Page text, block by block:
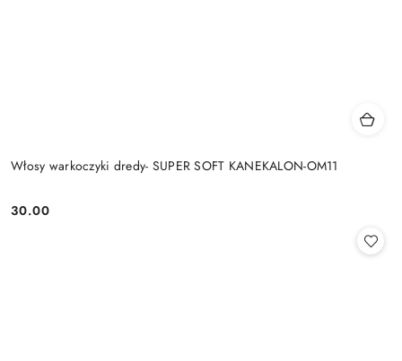
Włosy warkoczyki dredy- SUPER SOFT KANEKALON-OM11
Cena:
30.00